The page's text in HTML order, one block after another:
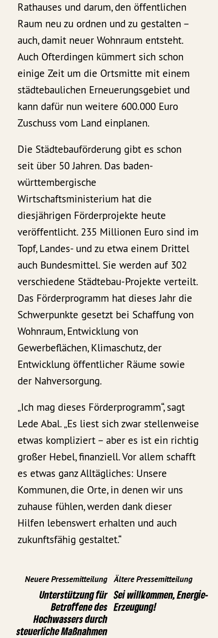
Rathauses und darum, den öffentlichen
Raum neu zu ordnen und zu gestalten –
auch, damit neuer Wohnraum entsteht.
Auch Ofterdingen kümmert sich schon
einige Zeit um die Ortsmitte mit einem
städtebaulichen Erneuerungsgebiet und
kann dafür nun weitere 600.000 Euro
Zuschuss vom Land einplanen.
Die Städtebauförderung gibt es schon
seit über 50 Jahren. Das baden-
württembergische
Wirtschaftsministerium hat die
diesjährigen Förderprojekte heute
veröffentlicht. 235 Millionen Euro sind im
Topf, Landes- und zu etwa einem Drittel
auch Bundesmittel. Sie werden auf 302
verschiedene Städtebau-Projekte verteilt.
Das Förderprogramm hat dieses Jahr die
Schwerpunkte gesetzt bei Schaffung von
Wohnraum, Entwicklung von
Gewerbeflächen, Klimaschutz, der
Entwicklung öffentlicher Räume sowie
der Nahversorgung.
„Ich mag dieses Förderprogramm“, sagt
Lede Abal. „Es liest sich zwar stellenweise
etwas kompliziert – aber es ist ein richtig
großer Hebel, finanziell. Vor allem schafft
es etwas ganz Alltägliches: Unsere
Kommunen, die Orte, in denen wir uns
zuhause fühlen, werden dank dieser
Hilfen lebenswert erhalten und auch
zukunftsfähig gestaltet.“
Neuere Pressemitteilung
Unterstützung für
Betroffene des
Hochwassers durch
steuerliche Maßnahmen
Ältere Pressemitteilung
Sei willkommen, Energie-
Erzeugung!